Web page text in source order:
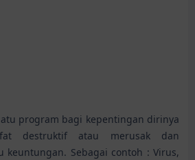
program bagi kepentingan dirinya
destruktif atau merusak dan
keuntungan. Sebagai contoh : Virus,